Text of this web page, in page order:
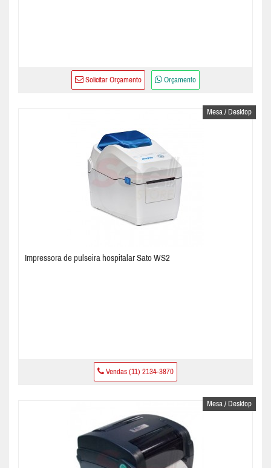
Solicitar Orçamento Orçamento
Mesa / Desktop
Impressora de pulseira hospitalar Sato WS2
Vendas (11) 2134-3870
Mesa / Desktop